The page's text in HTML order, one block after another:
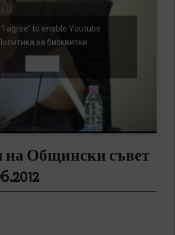
'I agree' to enable Youtube
за бисквитки
на Общински съвет